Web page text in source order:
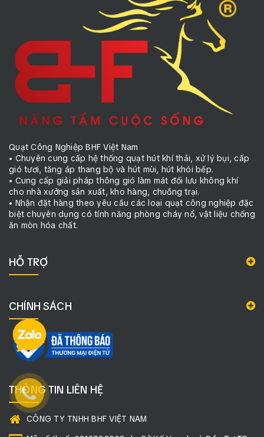
Quạt Công Nghiệp BHF Việt Nam
• Chuyên cung cấp hệ thống quạt hút khí thải, xử lý bụi, cấp
gió tươi, tăng áp thang bộ và hút mùi, hút khói bếp.
• Cung cấp giải pháp thông gió làm mát đối lưu không khí
cho nhà xưởng sản xuất, kho hàng, chuồng trại.
• Nhận đặt hàng theo yêu cầu các loại quạt công nghiệp đặc
biệt chuyên dụng có tính năng phòng cháy nổ, vật liệu chống
ăn mòn hóa chất.
HỖ TRỢ
CHÍNH SÁCH
THÔNG TIN LIÊN HỆ
CÔNG TY TNHH BHF VIỆT NAM